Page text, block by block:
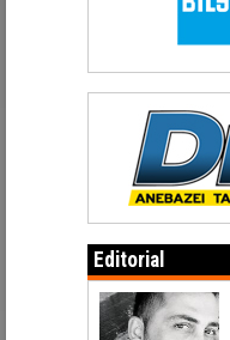
Editorial